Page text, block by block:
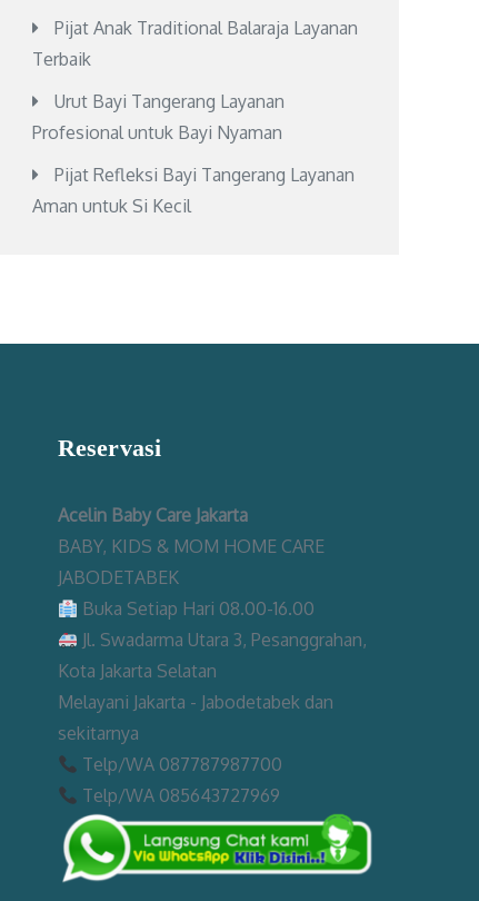
Pijat Anak Traditional Balaraja Layanan
Terbaik
Urut Bayi Tangerang Layanan
Profesional untuk Bayi Nyaman
Pijat Refleksi Bayi Tangerang Layanan
Aman untuk Si Kecil
Reservasi
Acelin Baby Care Jakarta
BABY, KIDS & MOM HOME CARE
JABODETABEK
Buka Setiap Hari 08.00-16.00
Jl. Swadarma Utara 3, Pesanggrahan,
Kota Jakarta Selatan
Melayani Jakarta - Jabodetabek dan
sekitarnya
Telp/WA 087787987700
Telp/WA 085643727969